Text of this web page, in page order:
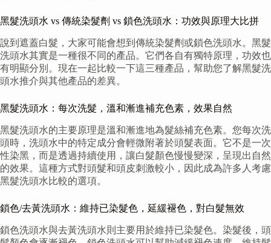
黑髮洗頭水 vs 傳統染髮劑 vs 鎖色洗頭水：功效與原理大比拼
說到遮蓋白髮，大家可能會想到傳統染髮劑或鎖色洗頭水。黑髮
洗頭水其實是一種很不同的產品。它們各自有獨特原理，功效也
有明顯分別。現在一起比較一下這三種產品，幫助您了解黑髮洗
頭水推介與其他產品的差異。
黑髮洗頭水：每次洗髮，溫和漸進補充色素，效果自然
黑髮洗頭水的主要原理是溫和漸進地為髮絲補充色素。您每次洗
頭時，洗頭水中的特定成分會輕微附著於頭髮表面。它不是一次
性染黑，而是透過持續使用，讓白髮顏色慢慢變深，呈現出自然
的效果。這種方式對頭髮和頭皮刺激較小，因此成為許多人考慮
黑髮洗頭水比較的選項。
鎖色/去黃洗頭水：維持已染髮色，延緩褪色，對白髮無效
鎖色洗頭水與去黃洗頭水則主要用於維持已染髮色。染髮後，頭